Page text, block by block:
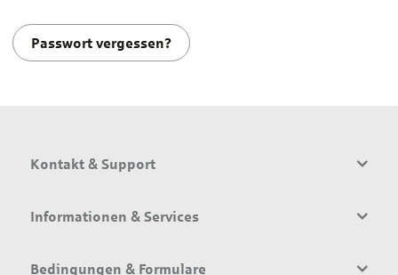
Passwort vergessen?
Kontakt & Support
Informationen & Services
Bedingungen & Formulare